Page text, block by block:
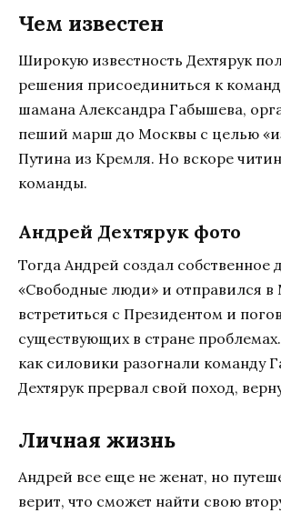
Чем известен
Широкую известность Дехтярук
решения присоединиться к
шамана Александра Габышева,
пеший марш до Москвы с целью
Путина из Кремля. Но вскоре
команды.
Андрей Дехтярук фото
Тогда Андрей создал собственное
«Свободные люди» и отправился в
встретиться с Президентом и
существующих в стране
как силовики разогнали команду
Дехтярук прервал свой поход,
Личная жизнь
Андрей все еще не женат, но
верит, что сможет найти свою